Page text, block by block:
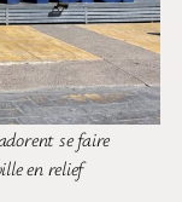
se faire
en relief